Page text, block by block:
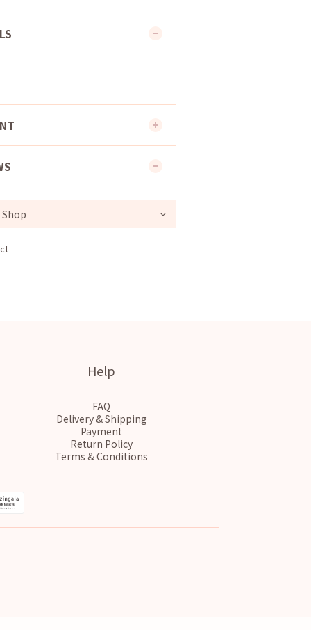
Help
FAQ
Delivery & Shipping
Payment
Return Policy
Terms & Conditions